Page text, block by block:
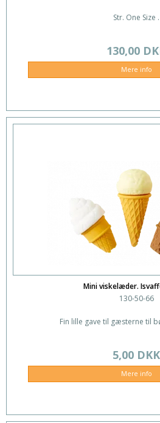
Str. One Size .
130,00
Mere info
Mini viskelæder.
130-50-66
Fin lille gave til gæsterne til
5,00 DKK
Mere info